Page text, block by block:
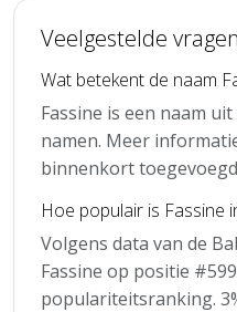
Veelgestelde
Wat betekent de naam
Fassine is een naam
namen. Meer
binnenkort
Hoe populair is Fassine
Volgens data van de
Fassine op positie
populariteitsranking.